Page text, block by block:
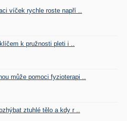
víček rychle roste napří ..
k pružnosti pleti i ..
může pomoci fyzioterapi ..
ztuhlé tělo a kdy r ..